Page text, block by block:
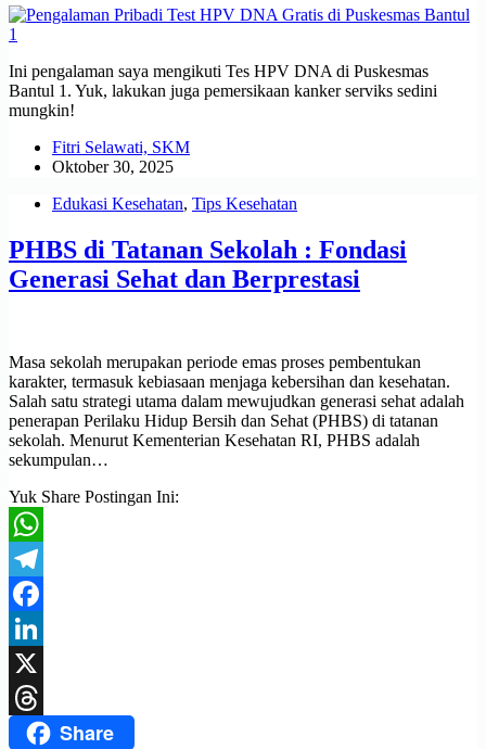
Ini pengalaman saya mengikuti Tes HPV DNA di Puskesmas
Bantul 1. Yuk, lakukan juga pemersikaan kanker serviks sedini
mungkin!
Fitri Selawati, SKM
Oktober 30, 2025
Edukasi Kesehatan, Tips Kesehatan
PHBS di Tatanan Sekolah : Fondasi
Generasi Sehat dan Berprestasi
Masa sekolah merupakan periode emas proses pembentukan
karakter, termasuk kebiasaan menjaga kebersihan dan kesehatan.
Salah satu strategi utama dalam mewujudkan generasi sehat adalah
penerapan Perilaku Hidup Bersih dan Sehat (PHBS) di tatanan
sekolah. Menurut Kementerian Kesehatan RI, PHBS adalah
sekumpulan…
Yuk Share Postingan Ini:
WhatsApp
Telegram
Facebook
LinkedIn
X
ThreadsShare